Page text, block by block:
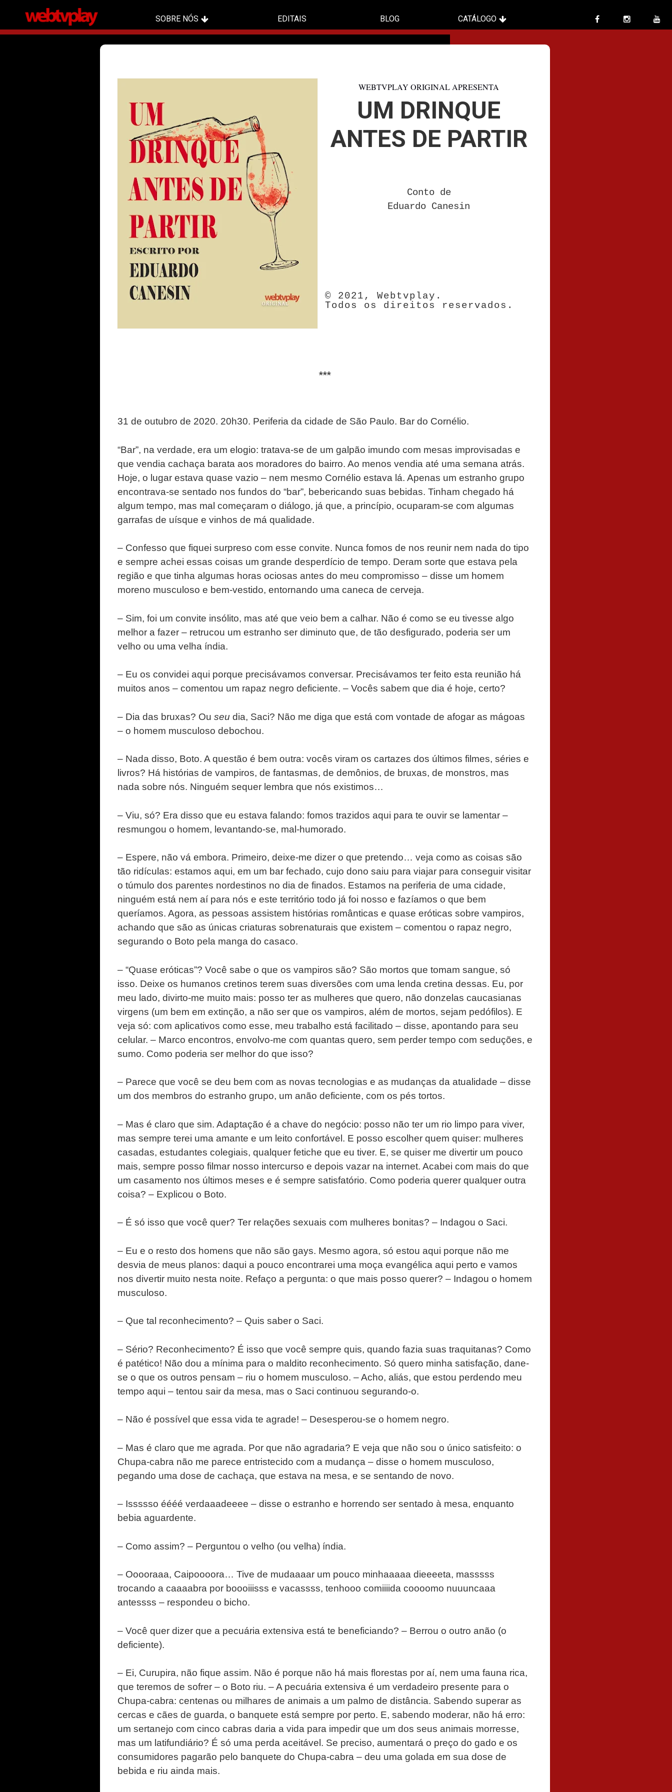
SOBRE NÓS EDITAIS BLOG CATÁLOGO
WEBTVPLAY ORIGINAL APRESENTA
UM DRINQUE
ANTES DE PARTIR
Conto de
Eduardo Canesin
© 2021, Webtvplay.
Todos os direitos reservados.
***
31 de outubro de 2020. 20h30. Periferia da cidade de São Paulo. Bar do Cornélio.
“Bar”, na verdade, era um elogio: tratava-se de um galpão imundo com mesas improvisadas e
que vendia cachaça barata aos moradores do bairro. Ao menos vendia até uma semana atrás.
Hoje, o lugar estava quase vazio – nem mesmo Cornélio estava lá. Apenas um estranho grupo
encontrava-se sentado nos fundos do “bar”, bebericando suas bebidas. Tinham chegado há
algum tempo, mas mal começaram o diálogo, já que, a princípio, ocuparam-se com algumas
garrafas de uísque e vinhos de má qualidade.
– Confesso que fiquei surpreso com esse convite. Nunca fomos de nos reunir nem nada do tipo
e sempre achei essas coisas um grande desperdício de tempo. Deram sorte que estava pela
região e que tinha algumas horas ociosas antes do meu compromisso – disse um homem
moreno musculoso e bem-vestido, entornando uma caneca de cerveja.
– Sim, foi um convite insólito, mas até que veio bem a calhar. Não é como se eu tivesse algo
melhor a fazer – retrucou um estranho ser diminuto que, de tão desfigurado, poderia ser um
velho ou uma velha índia.
– Eu os convidei aqui porque precisávamos conversar. Precisávamos ter feito esta reunião há
muitos anos – comentou um rapaz negro deficiente. – Vocês sabem que dia é hoje, certo?
– Dia das bruxas? Ou seu dia, Saci? Não me diga que está com vontade de afogar as mágoas
– o homem musculoso debochou.
– Nada disso, Boto. A questão é bem outra: vocês viram os cartazes dos últimos filmes, séries e
livros? Há histórias de vampiros, de fantasmas, de demônios, de bruxas, de monstros, mas
nada sobre nós. Ninguém sequer lembra que nós existimos…
– Viu, só? Era disso que eu estava falando: fomos trazidos aqui para te ouvir se lamentar –
resmungou o homem, levantando-se, mal-humorado.
– Espere, não vá embora. Primeiro, deixe-me dizer o que pretendo… veja como as coisas são
tão ridículas: estamos aqui, em um bar fechado, cujo dono saiu para viajar para conseguir visitar
o túmulo dos parentes nordestinos no dia de finados. Estamos na periferia de uma cidade,
ninguém está nem aí para nós e este território todo já foi nosso e fazíamos o que bem
queríamos. Agora, as pessoas assistem histórias românticas e quase eróticas sobre vampiros,
achando que são as únicas criaturas sobrenaturais que existem – comentou o rapaz negro,
segurando o Boto pela manga do casaco.
– “Quase eróticas”? Você sabe o que os vampiros são? São mortos que tomam sangue, só
isso. Deixe os humanos cretinos terem suas diversões com uma lenda cretina dessas. Eu, por
meu lado, divirto-me muito mais: posso ter as mulheres que quero, não donzelas caucasianas
virgens (um bem em extinção, a não ser que os vampiros, além de mortos, sejam pedófilos). E
veja só: com aplicativos como esse, meu trabalho está facilitado – disse, apontando para seu
celular. – Marco encontros, envolvo-me com quantas quero, sem perder tempo com seduções, e
sumo. Como poderia ser melhor do que isso?
– Parece que você se deu bem com as novas tecnologias e as mudanças da atualidade – disse
um dos membros do estranho grupo, um anão deficiente, com os pés tortos.
– Mas é claro que sim. Adaptação é a chave do negócio: posso não ter um rio limpo para viver,
mas sempre terei uma amante e um leito confortável. E posso escolher quem quiser: mulheres
casadas, estudantes colegiais, qualquer fetiche que eu tiver. E, se quiser me divertir um pouco
mais, sempre posso filmar nosso intercurso e depois vazar na internet. Acabei com mais do que
um casamento nos últimos meses e é sempre satisfatório. Como poderia querer qualquer outra
coisa? – Explicou o Boto.
– É só isso que você quer? Ter relações sexuais com mulheres bonitas? – Indagou o Saci.
– Eu e o resto dos homens que não são gays. Mesmo agora, só estou aqui porque não me
desvia de meus planos: daqui a pouco encontrarei uma moça evangélica aqui perto e vamos
nos divertir muito nesta noite. Refaço a pergunta: o que mais posso querer? – Indagou o homem
musculoso.
– Que tal reconhecimento? – Quis saber o Saci.
– Sério? Reconhecimento? É isso que você sempre quis, quando fazia suas traquitanas? Como
é patético! Não dou a mínima para o maldito reconhecimento. Só quero minha satisfação, dane-
se o que os outros pensam – riu o homem musculoso. – Acho, aliás, que estou perdendo meu
tempo aqui – tentou sair da mesa, mas o Saci continuou segurando-o.
– Não é possível que essa vida te agrade! – Desesperou-se o homem negro.
– Mas é claro que me agrada. Por que não agradaria? E veja que não sou o único satisfeito: o
Chupa-cabra não me parece entristecido com a mudança – disse o homem musculoso,
pegando uma dose de cachaça, que estava na mesa, e se sentando de novo.
– Issssso éééé verdaaadeeee – disse o estranho e horrendo ser sentado à mesa, enquanto
bebia aguardente.
– Como assim? – Perguntou o velho (ou velha) índia.
– Ooooraaa, Caipoooora… Tive de mudaaaar um pouco minhaaaaa dieeeeta, masssss
trocando a caaaabra por boooiiisss e vacassss, tenhooo comiiiida coooomo nuuuncaaa
antessss – respondeu o bicho.
– Você quer dizer que a pecuária extensiva está te beneficiando? – Berrou o outro anão (o
deficiente).
– Ei, Curupira, não fique assim. Não é porque não há mais florestas por aí, nem uma fauna rica,
que teremos de sofrer – o Boto riu. – A pecuária extensiva é um verdadeiro presente para o
Chupa-cabra: centenas ou milhares de animais a um palmo de distância. Sabendo superar as
cercas e cães de guarda, o banquete está sempre por perto. E, sabendo moderar, não há erro:
um sertanejo com cinco cabras daria a vida para impedir que um dos seus animais morresse,
mas um latifundiário? É só uma perda aceitável. Se preciso, aumentará o preço do gado e os
consumidores pagarão pelo banquete do Chupa-cabra – deu uma golada em sua dose de
bebida e riu ainda mais.